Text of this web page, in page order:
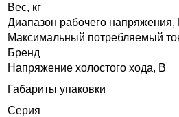
Вес, кг
Диапазон рабочего напряжения,
Максимальный потребляемый
Бренд
Напряжение холостого хода, В
Габариты упаковки
Серия